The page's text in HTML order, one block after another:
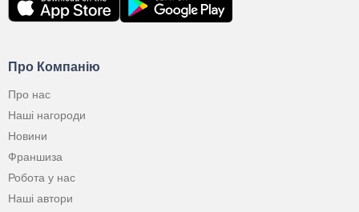
Про Компанію
Про нас
Наші нагороди
Новини
Франшиза
Робота у нас
Наші автори